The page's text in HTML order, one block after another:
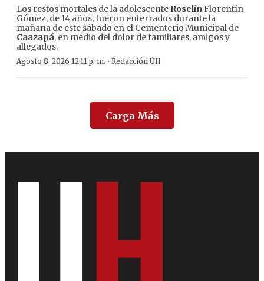
Los restos mortales de la adolescente RoselínFlorentín
Gómez, de 14 años, fueron enterrados durante la
mañana de este sábado en el Cementerio Municipal de
Caazapá, en medio del dolor de familiares, amigos y
allegados.
Agosto 8, 2026 12:11 p. m. · Redacción ÚH
Carga Más